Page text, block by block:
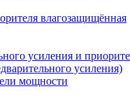
влагозащищённая
усиления и
усиления)
мощности